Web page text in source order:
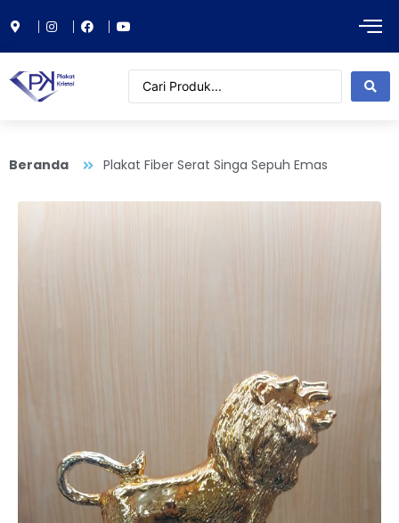
Beranda Plakat Fiber Serat Singa Sepuh Emas